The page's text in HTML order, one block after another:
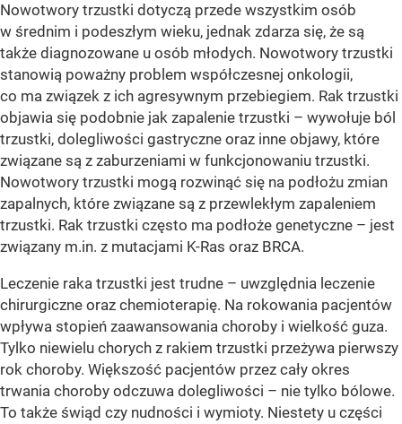
Nowotwory trzustki dotyczą przede wszystkim osób
w średnim i podeszłym wieku, jednak zdarza się, że są
także diagnozowane u osób młodych. Nowotwory trzustki
stanowią poważny problem współczesnej onkologii,
co ma związek z ich agresywnym przebiegiem. Rak trzustki
objawia się podobnie jak zapalenie trzustki – wywołuje ból
trzustki, dolegliwości gastryczne oraz inne objawy, które
związane są z zaburzeniami w funkcjonowaniu trzustki.
Nowotwory trzustki mogą rozwinąć się na podłożu zmian
zapalnych, które związane są z przewlekłym zapaleniem
trzustki. Rak trzustki często ma podłoże genetyczne – jest
związany m.in. z mutacjami K-Ras oraz BRCA.
Leczenie raka trzustki jest trudne – uwzględnia leczenie
chirurgiczne oraz chemioterapię. Na rokowania pacjentów
wpływa stopień zaawansowania choroby i wielkość guza.
Tylko niewielu chorych z rakiem trzustki przeżywa pierwszy
rok choroby. Większość pacjentów przez cały okres
trwania choroby odczuwa dolegliwości – nie tylko bólowe.
To także świąd czy nudności i wymioty. Niestety u części